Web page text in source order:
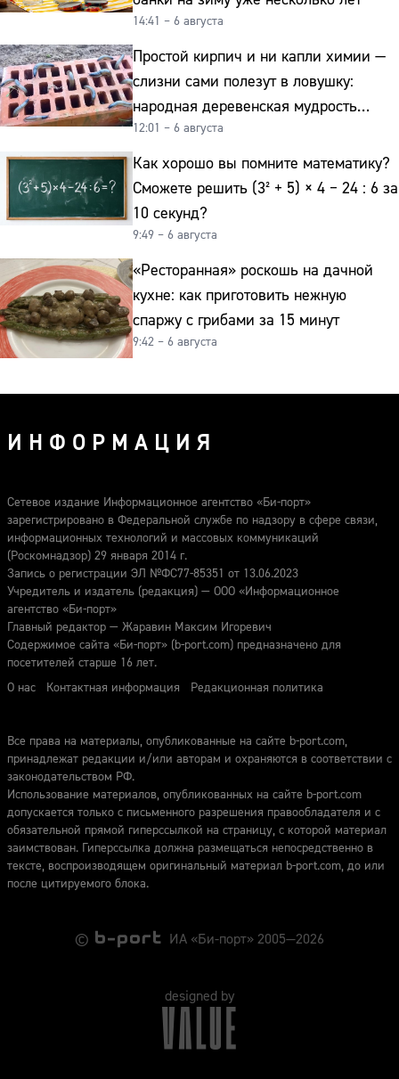
14:41 – 6 августа
Простой кирпич и ни капли химии —
слизни сами полезут в ловушку:
народная деревенская мудрость
реально работает
12:01 – 6 августа
Как хорошо вы помните математику?
Сможете решить (3² + 5) × 4 − 24 : 6 за
10 секунд?
9:49 – 6 августа
«Ресторанная» роскошь на дачной
кухне: как приготовить нежную
спаржу с грибами за 15 минут
9:42 – 6 августа
ИНФОРМАЦИЯ
Сетевое издание Информационное агентство «Би-порт»
зарегистрировано в Федеральной службе по надзору в сфере связи,
информационных технологий и массовых коммуникаций
(Роскомнадзор) 29 января 2014 г.
Запись о регистрации ЭЛ №ФС77-85351 от 13.06.2023
Учредитель и издатель (редакция) — ООО «Информационное
агентство «Би-порт»
Главный редактор — Жаравин Максим Игоревич
Содержимое сайта «Би-порт» (b-port.com) предназначено для
посетителей старше 16 лет.
О нас
Контактная информация Редакционная политика
Все права на материалы, опубликованные на сайте b-port.com,
принадлежат редакции и/или авторам и охраняются в соответствии с
законодательством РФ.
Использование материалов, опубликованных на сайте b-port.com
допускается только с письменного разрешения правообладателя и с
обязательной прямой гиперссылкой на страницу, с которой материал
заимствован. Гиперссылка должна размещаться непосредственно в
тексте, воспроизводящем оригинальный материал b-port.com, до или
после цитируемого блока.
© ИА «Би-порт» 2005—2026
designed by